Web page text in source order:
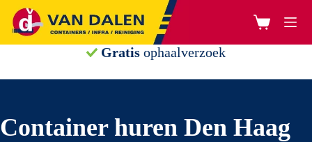
naar
inhoud
Gratis ophaalverzoek
Container huren Den Haag